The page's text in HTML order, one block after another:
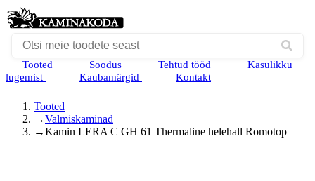
Tooted Soodus Tehtud tööd
Kasulikku
lugemist
Kaubamärgid Kontakt
Tooted
→Valmiskaminad
→Kamin LERA C GH 61 Thermaline helehall Romotop